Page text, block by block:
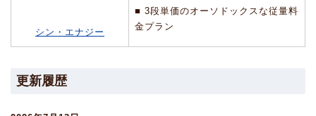
シン・エナジー
■ 3段単価のオーソドックスな従量料
金プラン
更新履歴